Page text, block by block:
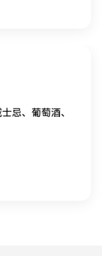
忌、葡萄酒、